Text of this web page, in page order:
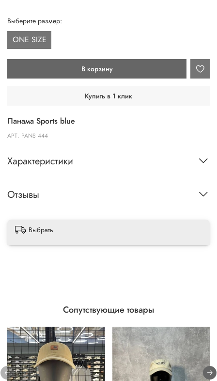
Панама Sports blue
АРТ. PANS 444
В корзину
Купить в 1 клик
Выберите размер:
ONE SIZE
Характеристики
Отзывы
Выбрать
Сопутствующие товары